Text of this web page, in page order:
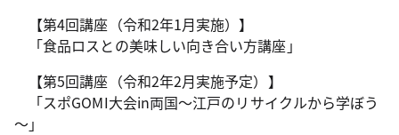
【第4回講座（令和2年1月実施）】
「食品ロスとの美味しい向き合い方講座」
【第5回講座（令和2年2月実施予定）】
「スポGOMI大会in両国～江戸のリサイクルから学ぼう
～」